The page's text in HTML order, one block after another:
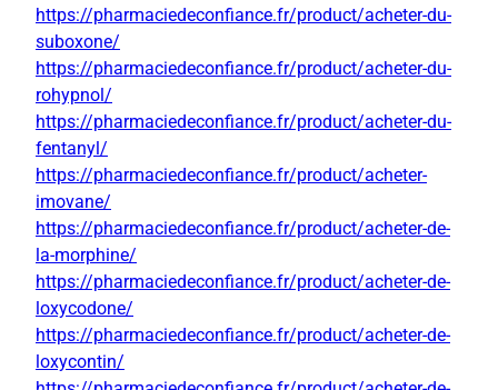
https://pharmaciedeconfiance.fr/product/acheter-du-
suboxone/
https://pharmaciedeconfiance.fr/product/acheter-du-
rohypnol/
https://pharmaciedeconfiance.fr/product/acheter-du-
fentanyl/
https://pharmaciedeconfiance.fr/product/acheter-
imovane/
https://pharmaciedeconfiance.fr/product/acheter-de-
la-morphine/
https://pharmaciedeconfiance.fr/product/acheter-de-
loxycodone/
https://pharmaciedeconfiance.fr/product/acheter-de-
loxycontin/